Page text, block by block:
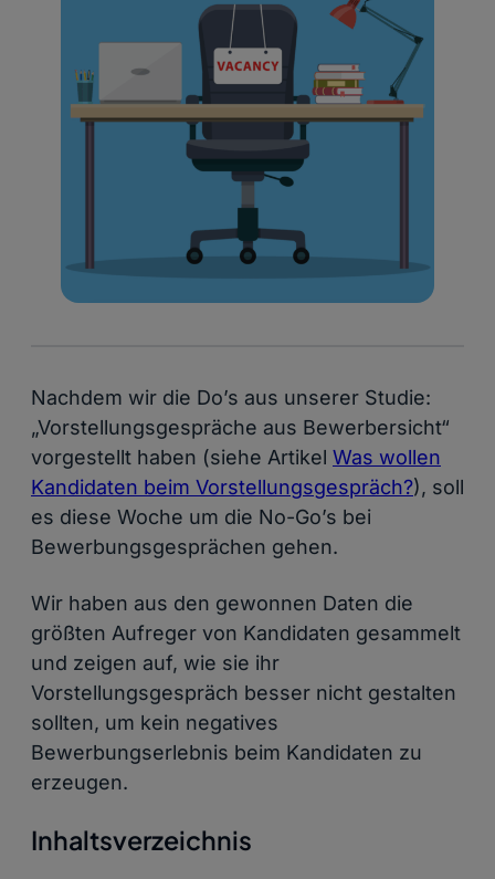
Nachdem wir die Do’s aus unserer Studie:
„Vorstellungsgespräche aus Bewerbersicht“
vorgestellt haben (siehe Artikel Was wollen
Kandidaten beim Vorstellungsgespräch?), soll
es diese Woche um die No-Go’s bei
Bewerbungsgesprächen gehen.
Wir haben aus den gewonnen Daten die
größten Aufreger von Kandidaten gesammelt
und zeigen auf, wie sie ihr
Vorstellungsgespräch besser nicht gestalten
sollten, um kein negatives
Bewerbungserlebnis beim Kandidaten zu
erzeugen.
Inhaltsverzeichnis